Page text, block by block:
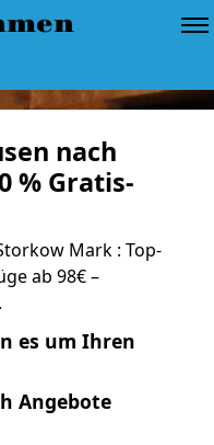
nach
% Gratis-
Mark : Top-
ab 98€ –
es um Ihren
Angebote